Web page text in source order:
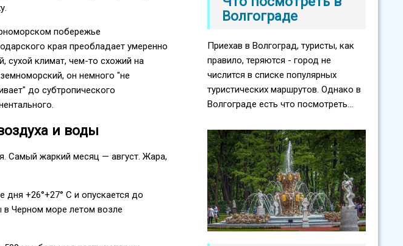
побережье
края преобладает умеренно
сухой климат, чем-то схожий на
он немного "не
до субтропического
и воды
Самый жаркий месяц — август. Жара,
дня +26°+27° С и опускается до
в Черном море летом возле
Волгограде
Приехав в Волгоград, туристы, как
правило, теряются - город не
числится в списке популярных
туристических маршрутов. Однако в
Волгограде есть что посмотреть...